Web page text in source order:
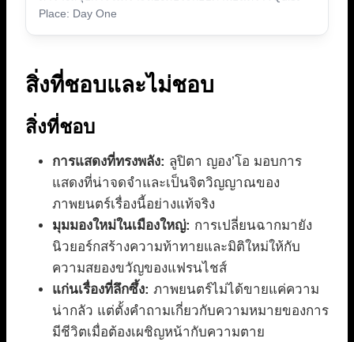
Place: Day One
สิ่งที่ชอบและไม่ชอบ
สิ่งที่ชอบ
การแสดงที่ทรงพลัง: ลูปิตา ญอง’โอ มอบการ
แสดงที่น่าจดจำและเป็นจิตวิญญาณของ
ภาพยนตร์เรื่องนี้อย่างแท้จริง
มุมมองใหม่ในเมืองใหญ่: การเปลี่ยนฉากมายัง
นิวยอร์กสร้างความท้าทายและมิติใหม่ให้กับ
ความสยองขวัญของแฟรนไชส์
แก่นเรื่องที่ลึกซึ้ง: ภาพยนตร์ไม่ได้ขายแค่ความ
น่ากลัว แต่ตั้งคำถามเกี่ยวกับความหมายของการ
มีชีวิตเมื่อต้องเผชิญหน้ากับความตาย